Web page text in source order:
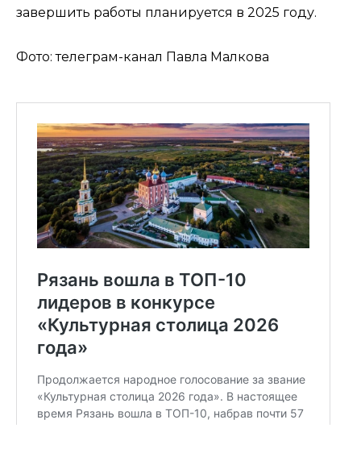
завершить работы планируется в 2025 году.
Фото: телеграм-канал Павла Малкова